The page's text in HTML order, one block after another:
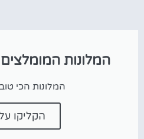
המלונות המומלצים
המלונות הכי
הקליקו